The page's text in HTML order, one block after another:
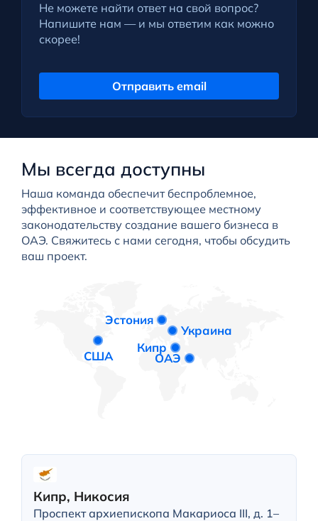
Не можете найти ответ на свой вопрос?
Напишите нам — и мы ответим как можно
скорее!
Отправить email
Мы всегда доступны
Наша команда обеспечит беспроблемное,
эффективное и соответствующее местному
законодательству создание вашего бизнеса в
ОАЭ. Свяжитесь с нами сегодня, чтобы обсудить
ваш проект.
Эстония
Украина
Кипр
ОАЭ
США
Кипр, Никосия
Проспект архиепископа Макариоса III, д. 1–